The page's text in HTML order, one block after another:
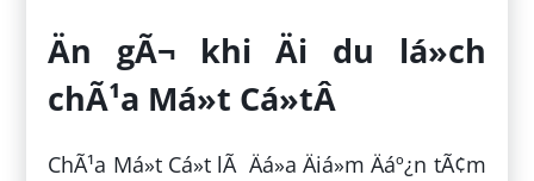
Än gÃ¬ khi Äi du lá»ch
chÃ¹a Má»t Cá»tÂ
ChÃ¹a Má»t Cá»t lÃ Äá»a Äiá»m Äáº¿n tÃ¢m